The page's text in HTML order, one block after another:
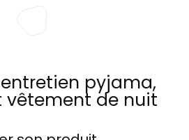
pyjama,
vêtement de nuit